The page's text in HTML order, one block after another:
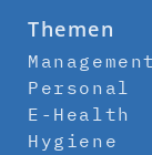
Themen
Management
Personal
E-Health
Hygiene